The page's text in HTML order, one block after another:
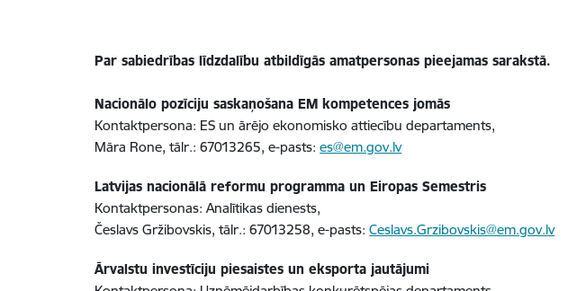
Par sabiedrības līdzdalību atbildīgās amatpersonas pieejamas sarakstā.
Nacionālo pozīciju saskaņošana EM kompetences jomās
Kontaktpersona: ES un ārējo ekonomisko attiecību departaments,
Māra Rone, tālr.: 67013265, e-pasts:es@em.gov.lv
Latvijas nacionālā reformu programma un Eiropas Semestris
Kontaktpersonas: Analītikas dienests,
Česlavs Gržibovskis, tālr.: 67013258, e-pasts:Ceslavs.Grzibovskis@em.gov.lv
Ārvalstu investīciju piesaistes un eksporta jautājumi